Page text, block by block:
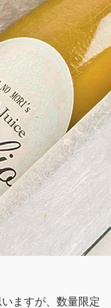
ますが、数量限定